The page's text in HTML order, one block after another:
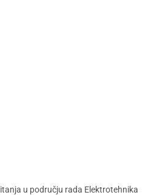
u području rada Elektrotehnika